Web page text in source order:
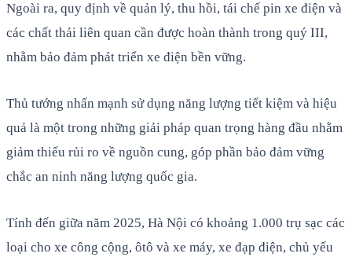
Ngoài ra, quy định về quản lý, thu hồi, tái chế pin xe điện và
các chất thải liên quan cần được hoàn thành trong quý III,
nhằm bảo đảm phát triển xe điện bền vững.
Thủ tướng nhấn mạnh sử dụng năng lượng tiết kiệm và hiệu
quả là một trong những giải pháp quan trọng hàng đầu nhằm
giảm thiểu rủi ro về nguồn cung, góp phần bảo đảm vững
chắc an ninh năng lượng quốc gia.
Tính đến giữa năm 2025, Hà Nội có khoảng 1.000 trụ sạc các
loại cho xe công cộng, ôtô và xe máy, xe đạp điện, chủ yếu